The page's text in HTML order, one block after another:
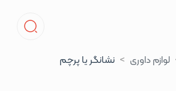
لوازم داوری
نشانگر یا پرچم